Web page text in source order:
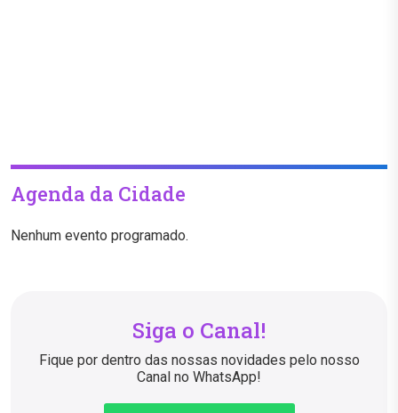
Agenda da Cidade
Nenhum evento programado.
Siga o Canal!
Fique por dentro das nossas novidades pelo nosso
Canal no WhatsApp!